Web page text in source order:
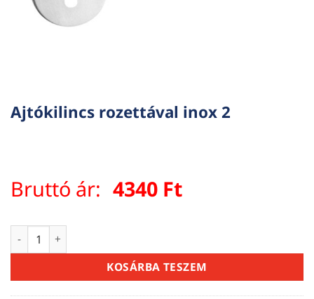
Ajtókilincs rozettával inox 2
Bruttó ár: 4340 Ft
Ajtókilincs rozettával inox 2 mennyiség
KOSÁRBA TESZEM